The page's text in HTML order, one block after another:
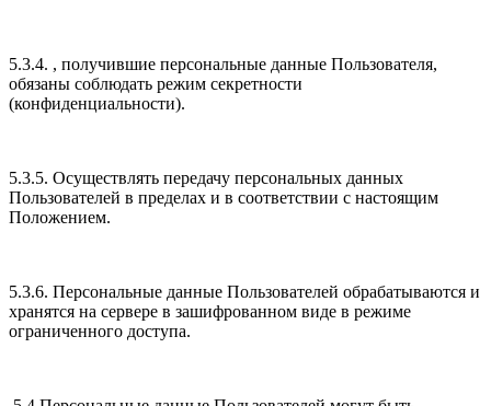
5.3.4. , получившие персональные данные Пользователя,
обязаны соблюдать режим секретности
(конфиденциальности).
5.3.5. Осуществлять передачу персональных данных
Пользователей в пределах и в соответствии с настоящим
Положением.
5.3.6. Персональные данные Пользователей обрабатываются и
хранятся на сервере в зашифрованном виде в режиме
ограниченного доступа.